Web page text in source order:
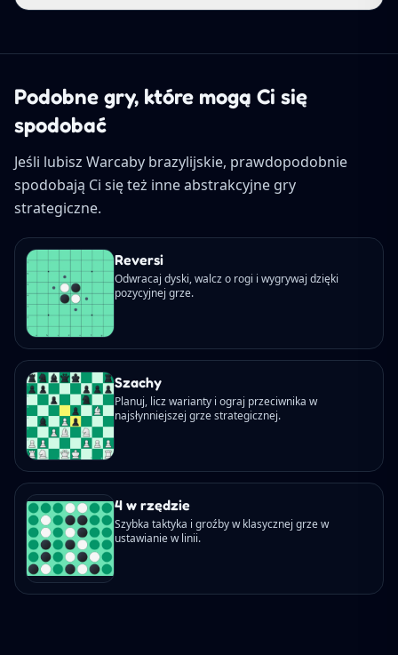
Podobne gry, które mogą Ci się
spodobać
Jeśli lubisz Warcaby brazylijskie, prawdopodobnie
spodobają Ci się też inne abstrakcyjne gry
strategiczne.
Reversi
Odwracaj dyski, walcz o rogi i wygrywaj dzięki
pozycyjnej grze.
Szachy
Planuj, licz warianty i ograj przeciwnika w
najsłynniejszej grze strategicznej.
4 w rzędzie
Szybka taktyka i groźby w klasycznej grze w
ustawianie w linii.